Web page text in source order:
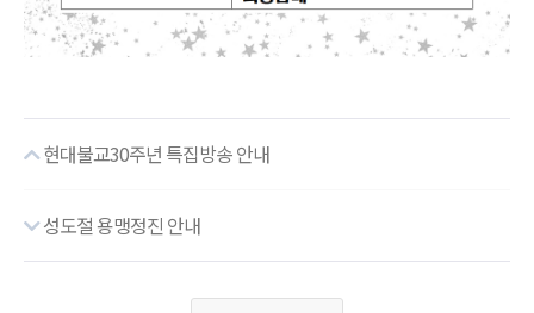
현대불교30주년 특집방송 안내
성도절 용맹정진 안내